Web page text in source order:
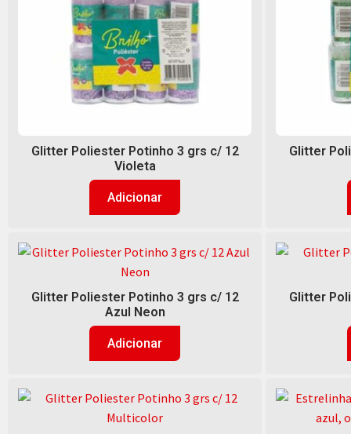
Glitter Poliester Potinho 3 grs c/ 12
Violeta
Adicionar
Glitter
Glitter Poliester Potinho 3 grs c/ 12
Azul Neon
Adicionar
Glitter